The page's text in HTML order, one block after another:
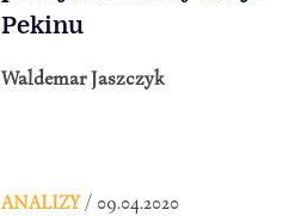
Pekinu
Waldemar Jaszczyk
ANALIZY/ 09.04.2020